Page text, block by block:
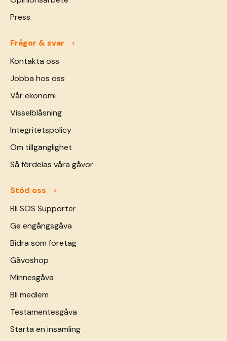
Press
Frågor & svar
Kontakta oss
Jobba hos oss
Vår ekonomi
Visselblåsning
Integritetspolicy
Om tillgänglighet
Så fördelas våra gåvor
Stöd oss
Bli SOS Supporter
Ge engångsgåva
Bidra som företag
Gåvoshop
Minnesgåva
Bli medlem
Testamentesgåva
Starta en insamling